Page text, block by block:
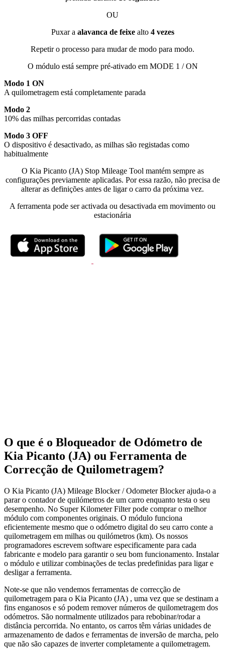
OU
Puxar a alavanca de feixealto 4 vezes
Repetir o processo para mudar de modo para modo.
O módulo está sempre pré-ativado em MODE 1 / ON
Modo 1 ON
A quilometragem está completamente parada
Modo 2
10% das milhas percorridas contadas
Modo 3 OFF
O dispositivo é desactivado, as milhas são registadas como
habitualmente
O Kia Picanto (JA) Stop Mileage Tool mantém sempre as
configurações previamente aplicadas. Por essa razão, não precisa de
alterar as definições antes de ligar o carro da próxima vez.
A ferramenta pode ser activada ou desactivada em movimento ou
estacionária
O que é o Bloqueador de Odómetro de
Kia Picanto (JA) ou Ferramenta de
Correcção de Quilometragem?
O Kia Picanto (JA) Mileage Blocker / Odometer Blocker ajuda-o a
parar o contador de quilómetros de um carro enquanto testa o seu
desempenho. No Super Kilometer Filter pode comprar o melhor
módulo com componentes originais. O módulo funciona
eficientemente mesmo que o odómetro digital do seu carro conte a
quilometragem em milhas ou quilómetros (km). Os nossos
programadores escrevem software especificamente para cada
fabricante e modelo para garantir o seu bom funcionamento. Instalar
o módulo e utilizar combinações de teclas predefinidas para ligar e
desligar a ferramenta.
Note-se que não vendemos ferramentas de correcção de
quilometragem para o Kia Picanto (JA) , uma vez que se destinam a
fins enganosos e só podem remover números de quilometragem dos
odómetros. São normalmente utilizados para rebobinar/rodar a
distância percorrida. No entanto, os carros têm várias unidades de
armazenamento de dados e ferramentas de inversão de marcha, pelo
que não são capazes de inverter completamente a quilometragem.